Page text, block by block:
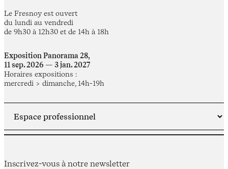
Le Fresnoy est ouvert
du lundi au vendredi
de 9h30 à 12h30 et de 14h à 18h
Exposition Panorama 28,
11 sep. 2026 — 3 jan. 2027
Horaires expositions :
mercredi > dimanche, 14h-19h
Inscrivez-vous à notre newsletter